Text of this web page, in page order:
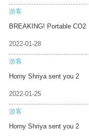
游客
BREAKING! Portable CO2
2022-01-28
游客
Horny Shriya sent you 2
2022-01-25
游客
Horny Shriya sent you 2